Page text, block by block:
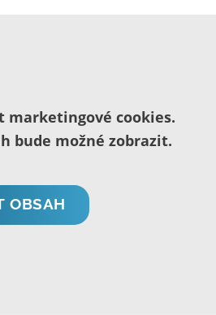
marketingové cookies.
bude možné zobrazit.
OBSAH